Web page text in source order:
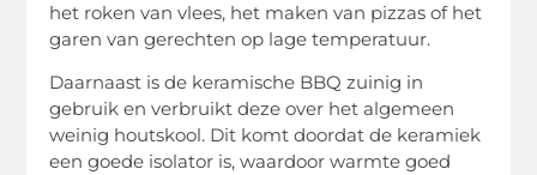
het roken van vlees, het maken van pizzas of het
garen van gerechten op lage temperatuur.
Daarnaast is de keramische BBQ zuinig in
gebruik en verbruikt deze over het algemeen
weinig houtskool. Dit komt doordat de keramiek
een goede isolator is, waardoor warmte goed